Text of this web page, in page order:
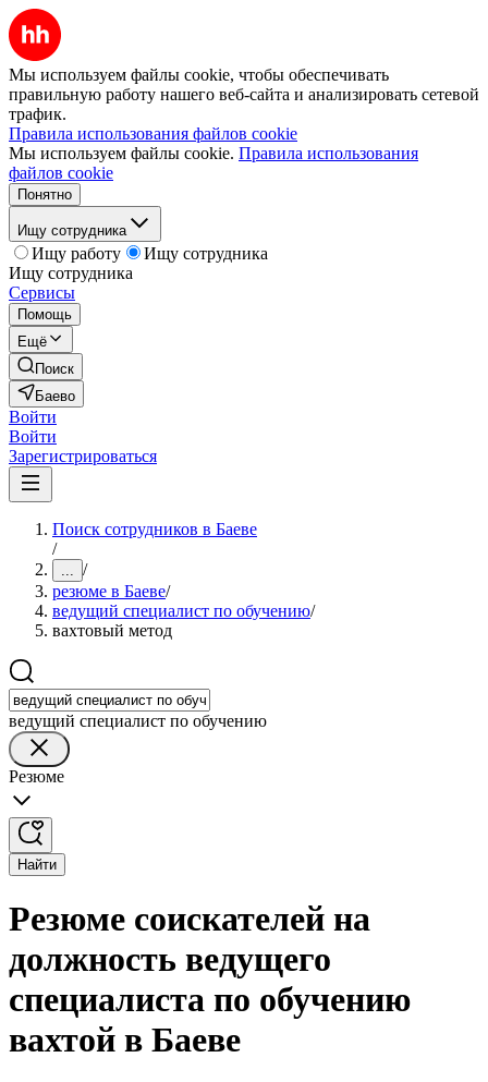
Мы используем файлы cookie, чтобы обеспечивать
правильную работу нашего веб-сайта и анализировать сетевой
трафик.
Правила использования файлов cookie
Мы используем файлы cookie. Правила использования
файлов cookie
Понятно
Ищу сотрудника
Ищу работу
Ищу сотрудника
Ищу сотрудника
Сервисы
Помощь
Ещё
Поиск
Баево
Войти
Войти
Зарегистрироваться
Поиск сотрудников в Баеве
/
... /
резюме в Баеве/
ведущий специалист по обучению/
вахтовый метод
ведущий специалист по обучению
Резюме
Найти
Резюме соискателей на
должность ведущего
специалиста по обучению
вахтой в Баеве